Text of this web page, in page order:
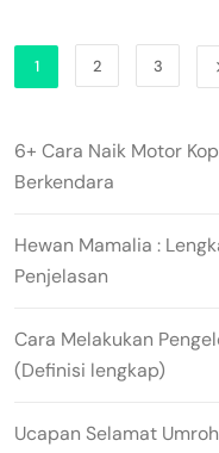
1 2 3
6+ Cara Naik Motor
Berkendara
Hewan Mamalia :
Penjelasan
Cara Melakukan
(Definisi lengkap)
Ucapan Selamat Umroh